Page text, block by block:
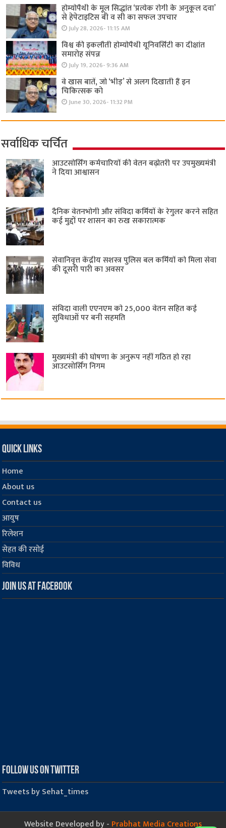
होम्योपैथी के मूल सिद्धांत ‘प्रत्येक रोगी केे अनुकूल दवा’
से हेपेटाइटिस बी व सी का सफल उपचार
July 28, 2026- 11:15 AM
विश्व की इकलौती होम्योपैथी यूनिवर्सिटी का दीक्षांत
समारोह संपन्न
July 19, 2026- 9:36 AM
वे खास बातें, जो ‘भीड़’ से अलग दिखाती हैं इन
चिकित्सक को
June 30, 2026- 11:32 PM
सर्वाधिक चर्चित
आउटसोर्सिंग कर्मचारियों की वेतन बढ़ोतरी पर उपमुख्यमंत्री
ने दिया आश्वासन
दैनिक वेतनभोगी और संविदा कर्मियों के रेगुलर करने सहित
कई मुद्दों पर शासन का रुख सकारात्मक
सेवानिवृत्त केंद्रीय सशस्त्र पुलिस बल ​कर्मियों को मिला सेवा
की दूसरी पारी का अवसर
संविदा वाली एएनएम को 25,000 वेतन सहित कई
सुविधाओं पर बनी सहमति
मुख्यमंत्री की घोषणा के अनुरूप नहीं गठित हो रहा
आउटसोर्सिंग निगम
Quick Links
Home
About us
Contact us
आयुष
रिलेशन
सेहत की रसोई
विविध
Join us at Facebook
Follow us on Twitter
Tweets by Sehat_times
Website Developed by - Prabhat Media Creations